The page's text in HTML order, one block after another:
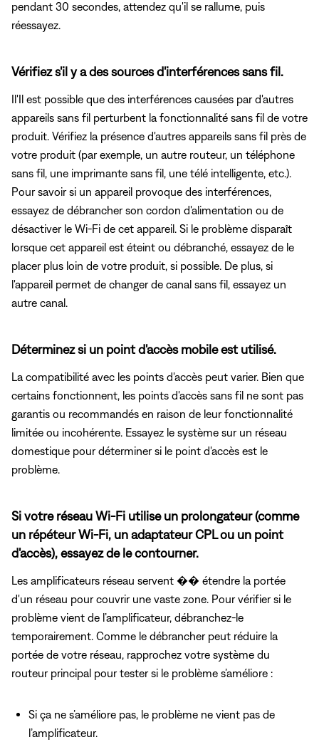
pendant 30 secondes, attendez qu'il se rallume, puis
réessayez.
Vérifiez s'il y a des sources d'interférences sans fil.
Il'Il est possible que des interférences causées par d'autres
appareils sans fil perturbent la fonctionnalité sans fil de votre
produit. Vérifiez la présence d'autres appareils sans fil près de
votre produit (par exemple, un autre routeur, un téléphone
sans fil, une imprimante sans fil, une télé intelligente, etc.).
Pour savoir si un appareil provoque des interférences,
essayez de débrancher son cordon d'alimentation ou de
désactiver le Wi-Fi de cet appareil. Si le problème disparaît
lorsque cet appareil est éteint ou débranché, essayez de le
placer plus loin de votre produit, si possible. De plus, si
l'appareil permet de changer de canal sans fil, essayez un
autre canal.
Déterminez si un point d'accès mobile est utilisé.
La compatibilité avec les points d'accès peut varier. Bien que
certains fonctionnent, les points d'accès sans fil ne sont pas
garantis ou recommandés en raison de leur fonctionnalité
limitée ou incohérente. Essayez le système sur un réseau
domestique pour déterminer si le point d'accès est le
problème.
Si votre réseau Wi-Fi utilise un prolongateur (comme
un répéteur Wi-Fi, un adaptateur CPL ou un point
d'accès), essayez de le contourner.
Les amplificateurs réseau servent �� étendre la portée
d'un réseau pour couvrir une vaste zone. Pour vérifier si le
problème vient de l’amplificateur, débranchez-le
temporairement. Comme le débrancher peut réduire la
portée de votre réseau, rapprochez votre système du
routeur principal pour tester si le problème s’améliore :
Si ça ne s’améliore pas, le problème ne vient pas de
l’amplificateur.